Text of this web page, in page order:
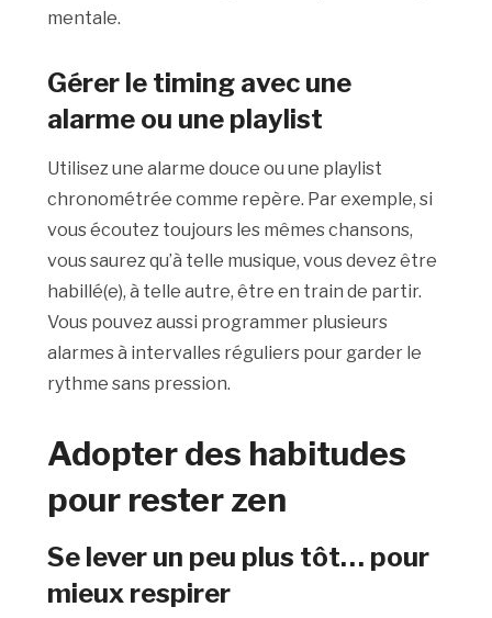
mentale.
Gérer le timing avec une
alarme ou une playlist
Utilisez une alarme douce ou une playlist
chronométrée comme repère. Par exemple, si
vous écoutez toujours les mêmes chansons,
vous saurez qu’à telle musique, vous devez être
habillé(e), à telle autre, être en train de partir.
Vous pouvez aussi programmer plusieurs
alarmes à intervalles réguliers pour garder le
rythme sans pression.
Adopter des habitudes
pour rester zen
Se lever un peu plus tôt… pour
mieux respirer